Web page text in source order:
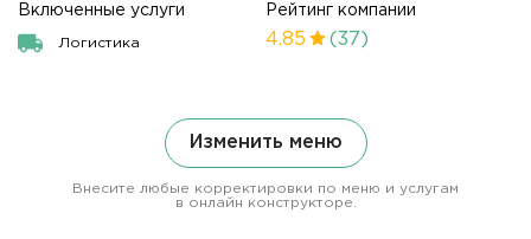
Включенные услуги
Логистика
Рейтинг компании
4.85 (37)
Изменить меню
Внесите любые корректировки по меню и услугам
в онлайн конструкторе.